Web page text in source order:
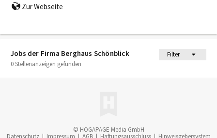
Jobs der Firma Berghaus Schönblick
Filter
0 Stellenanzeigen gefunden
Zur Webseite
© HOGAPAGE Media GmbH
Datenschutz | Impressum | AGB | Haftungsausschluss | Hinweisgebersystem